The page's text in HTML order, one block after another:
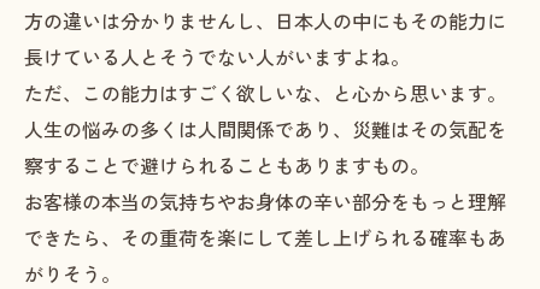
方の違いは分かりませんし、日本人の中にもその能力に
長けている人とそうでない人がいますよね。
ただ、この能力はすごく欲しいな、と心から思います。
人生の悩みの多くは人間関係であり、災難はその気配を
察することで避けられることもありますもの。
お客様の本当の気持ちやお身体の辛い部分をもっと理解
できたら、その重荷を楽にして差し上げられる確率もあ
がりそう。